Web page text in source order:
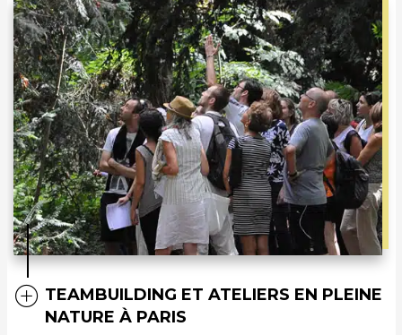
TEAMBUILDING ET ATELIERS EN PLEINE
NATURE À PARIS